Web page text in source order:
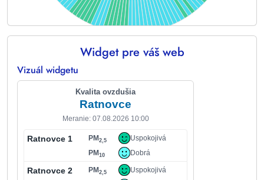
End of interactive chart.Widget pre váš web
Vizuál widgetu
Kvalita ovzdušia
Ratnovce
Meranie: 07.08.2026 10:00
Ratnovce 1 PM2,5
Uspokojivá
PM10 Dobrá
Ratnovce 2 PM2,5
Uspokojivá